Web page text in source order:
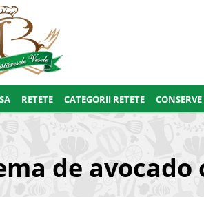
RETETE CATEGORII RETETE CONSERVE
de